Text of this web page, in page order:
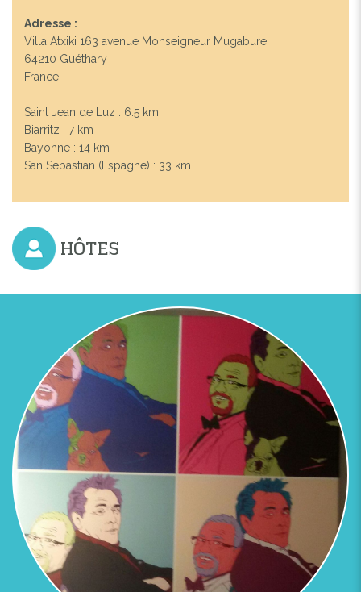
Adresse :
Villa Atxiki 163 avenue Monseigneur Mugabure
64210 Guéthary
France
Saint Jean de Luz : 6.5 km
Biarritz : 7 km
Bayonne : 14 km
San Sebastian (Espagne) : 33 km
HÔTES